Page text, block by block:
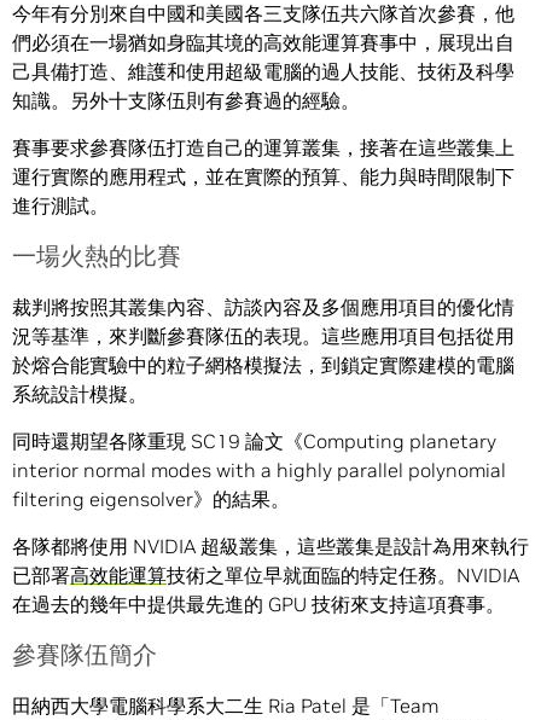
今年有分別來自中國和美國各三支隊伍共六隊首次參賽，他
們必須在一場猶如身臨其境的高效能運算賽事中，展現出自
己具備打造、維護和使用超級電腦的過人技能、技術及科學
知識。另外十支隊伍則有參賽過的經驗。
賽事要求參賽隊伍打造自己的運算叢集，接著在這些叢集上
運行實際的應用程式，並在實際的預算、能力與時間限制下
進行測試。
一場火熱的比賽
裁判將按照其叢集內容、訪談內容及多個應用項目的優化情
況等基準，來判斷參賽隊伍的表現。這些應用項目包括從用
於熔合能實驗中的粒子網格模擬法，到鎖定實際建模的電腦
系統設計模擬。
同時還期望各隊重現 SC19 論文《Computing planetary
interior normal modes with a highly parallel polynomial
filtering eigensolver》的結果。
各隊都將使用 NVIDIA 超級叢集，這些叢集是設計為用來執行
已部署高效能運算技術之單位早就面臨的特定任務。NVIDIA
在過去的幾年中提供最先進的 GPU 技術來支持這項賽事。
參賽隊伍簡介
田納西大學電腦科學系大二生 Ria Patel 是「Team